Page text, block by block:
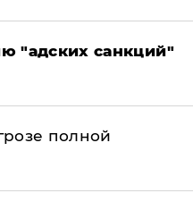
"адских санкций"
полной